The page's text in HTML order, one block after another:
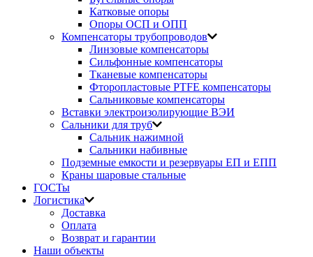
Катковые опоры
Опоры ОСП и ОПП
Компенсаторы трубопроводов
Линзовые компенсаторы
Сильфонные компенсаторы
Тканевые компенсаторы
Фторопластовые PTFE компенсаторы
Сальниковые компенсаторы
Вставки электроизолирующие ВЭИ
Сальники для труб
Сальник нажимной
Сальники набивные
Подземные емкости и резервуары ЕП и ЕПП
Краны шаровые стальные
ГОСТы
Логистика
Доставка
Оплата
Возврат и гарантии
Наши объекты